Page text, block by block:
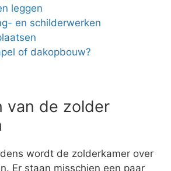
leggen
en schilderwerken
of dakopbouw?
van de zolder
wordt de zolderkamer over
Er staan misschien een paar